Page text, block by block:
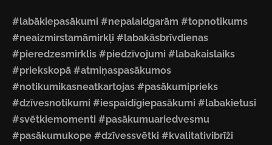
#labākiepasākumi #nepalaidgarām #topnotikums
#neaizmirstamāmirkļi #labakāsbrīvdienas
#pieredzesmirklis #piedzīvojumi #labakaislaiks
#priekskopā #atmiņaspasākumos
#notikumikasneatkartojas #pasākumiprieks
#dzīvesnotikumi #iespaidīgiepasākumi #labakietusi
#svētkiemomenti #pasākumuariedvesmu
#pasākumukope #dzīvessvētki #kvalitativibrīži